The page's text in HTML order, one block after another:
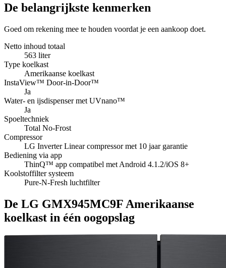
De belangrijkste kenmerken
Goed om rekening mee te houden voordat je een aankoop doet.
Netto inhoud totaal
563 liter
Type koelkast
Amerikaanse koelkast
InstaView™ Door-in-Door™
Ja
Water- en ijsdispenser met UVnano™
Ja
Spoeltechniek
Total No-Frost
Compressor
LG Inverter Linear compressor met 10 jaar garantie
Bediening via app
ThinQ™ app compatibel met Android 4.1.2/iOS 8+
Koolstoffilter systeem
Pure-N-Fresh luchtfilter
De LG GMX945MC9F Amerikaanse
koelkast in één oogopslag